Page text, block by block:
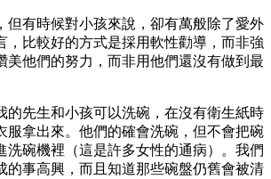
但有時候對小孩來說，卻有萬般除了愛外
，比較好的方式是採用軟性勸導，而非強
美他們的努力，而非用他們還沒有做到最
的先生和小孩可以洗碗，在沒有衛生紙時
服拿出來。他們的確會洗碗，但不會把碗
洗碗機裡（這是許多女性的通病）。我們
的事高興，而且知道那些碗盤仍舊會被清